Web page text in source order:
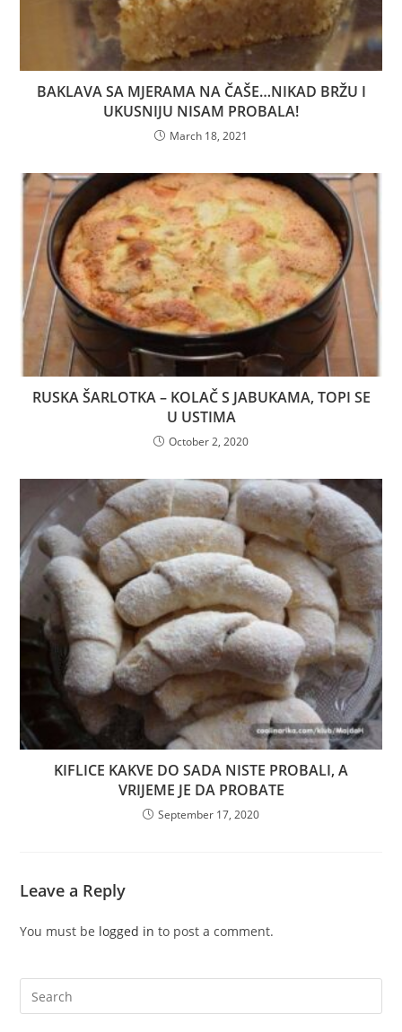
BAKLAVA SA MJERAMA NA ČAŠE…NIKAD BRŽU I
UKUSNIJU NISAM PROBALA!
March 18, 2021
RUSKA ŠARLOTKA – KOLAČ S JABUKAMA, TOPI SE
U USTIMA
October 2, 2020
KIFLICE KAKVE DO SADA NISTE PROBALI, A
VRIJEME JE DA PROBATE
September 17, 2020
Leave a Reply
You must be logged in to post a comment.